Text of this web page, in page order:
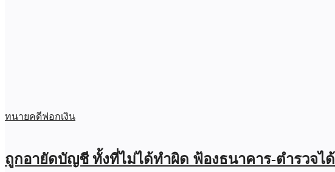
ทนายคดีฟอกเงิน
ถูกอายัดบัญชี ทั้งที่ไม่ได้ทำผิด ฟ้องธนาคาร-ตำรวจได้